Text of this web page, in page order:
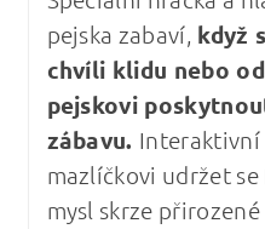
pejska zabaví, když
chvíli klidu nebo
pejskovi
zábavu. Interaktivní
mazlíčkovi udržet
mysl skrze